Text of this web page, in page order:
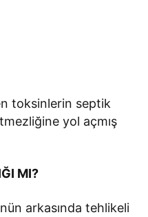
toksinlerin septik
yol açmış
MI?
arkasında tehlikeli